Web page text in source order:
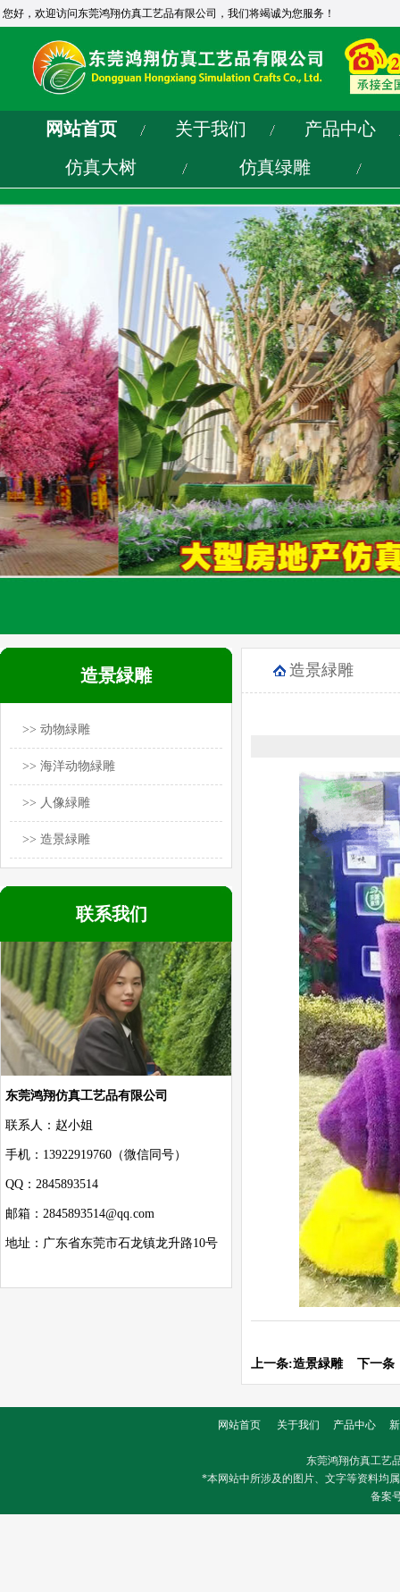
您好，欢迎访问东莞鸿翔仿真工艺品有限公司，我们将竭诚为您服务！
网站首页 关于我们
产品中心
仿真大树
仿真绿雕
造景緑雕
>> 动物緑雕
>> 海洋动物緑雕
>> 人像緑雕
>> 造景緑雕
联系我们
东莞鸿翔仿真工艺品有限公司
联系人：赵小姐
手机：13922919760（微信同号）
QQ：2845893514
邮箱：2845893514@qq.com
地址：广东省东莞市石龙镇龙升路10号
造景緑雕
上一条:造景緑雕下一条
网站首页 关于我们 产品中心
东莞鸿翔仿真工艺
*本网站中所涉及的图片、文字等资料均
备案